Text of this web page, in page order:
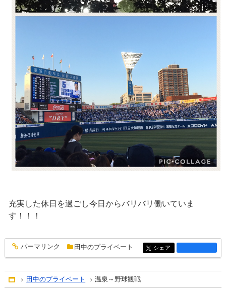
充実した休日を過ごし今日からバリバリ働いていま
す！！！
entry1282
パーマリンク 田中のプライベート entry1282
シェア
Home
田中のプライベート 温泉～野球観戦